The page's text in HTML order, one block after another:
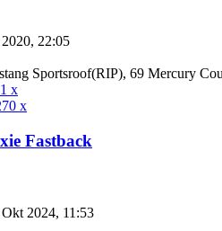
2020, 22:05
Sportsroof(RIP), 69 Mercury
x
x
Fastback
2024, 11:53